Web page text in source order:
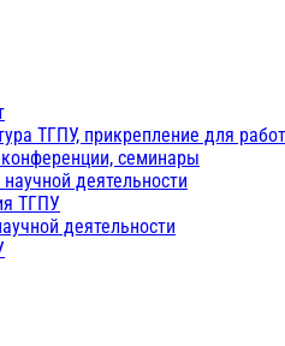
ТГПУ, прикрепление для
семинары
деятельности
ТГПУ
деятельности